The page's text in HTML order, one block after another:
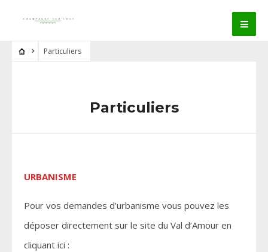
Particuliers
Particuliers
URBANISME
Pour vos demandes d’urbanisme vous pouvez les
déposer directement sur le site du Val d’Amour en
cliquant ici :